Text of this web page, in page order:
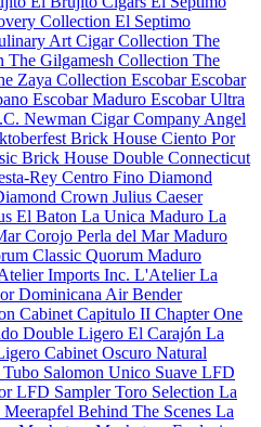
Collection El Septimo
Art Cigar Collection The
The Gilgamesh Collection The
Zaya Collection EscobarEscobar
Escobar Maduro Escobar Ultra
Newman Cigar Company Angel
Brick House Ciento Por
Brick House Double Connecticut
Rey Centro Fino Diamond
Crown Julius Caeser
El Baton La Unica Maduro La
Corojo Perla del Mar Maduro
Classic Quorum Maduro
Imports Inc. L'AtelierLa
Dominicana Air Bender
Cabinet Capitulo II Chapter One
Double Ligero El Carajón La
Cabinet Oscuro Natural
Salomon Unico Suave LFD
LFD Sampler Toro Selection La
Meerapfel Behind The Scenes La